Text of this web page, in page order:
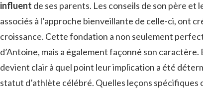
influent de ses parents. Les conseils de son père et
associés à l’approche bienveillante de celle-ci, ont
croissance. Cette fondation a non seulement
d’Antoine, mais a également façonné son
devient clair à quel point leur implication a été
statut d’athlète célébré. Quelles leçons spécifiques